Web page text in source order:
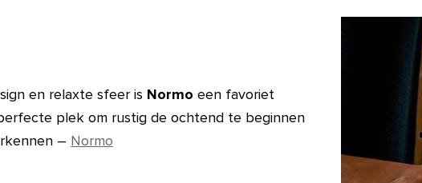
en relaxte sfeer is Normo een favoriet
plek om rustig de ochtend te beginnen
– Normo